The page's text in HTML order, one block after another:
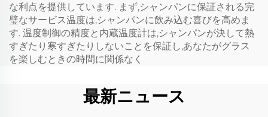
な利点を提供しています. まず,シャンパンに保証される完
璧なサービス温度は,シャンパンに飲み込む喜びを高めま
す. 温度制御の精度と内蔵温度計は,シャンパンが決して熱
すぎたり寒すぎたりしないことを保証し,あなたがグラス
を楽しむときの時間に関係なく
最新ニュース